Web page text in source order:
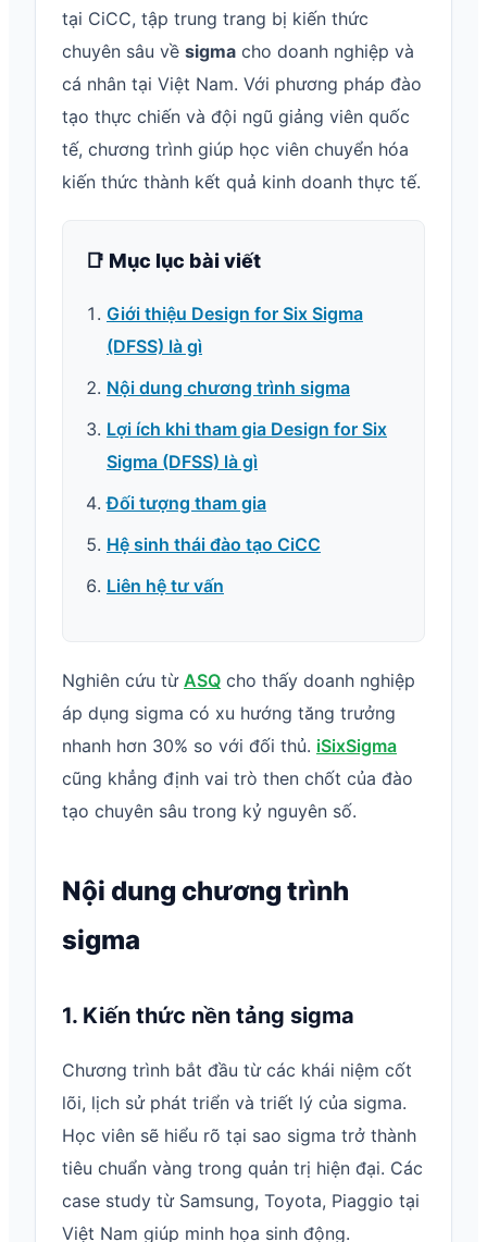
tại CiCC, tập trung trang bị kiến thức
chuyên sâu về sigma cho doanh nghiệp và
cá nhân tại Việt Nam. Với phương pháp đào
tạo thực chiến và đội ngũ giảng viên quốc
tế, chương trình giúp học viên chuyển hóa
kiến thức thành kết quả kinh doanh thực tế.
📑 Mục lục bài viết
Giới thiệu Design for Six Sigma
(DFSS) là gì
Nội dung chương trình sigma
Lợi ích khi tham gia Design for Six
Sigma (DFSS) là gì
Đối tượng tham gia
Hệ sinh thái đào tạo CiCC
Liên hệ tư vấn
Nghiên cứu từ ASQ cho thấy doanh nghiệp
áp dụng sigma có xu hướng tăng trưởng
nhanh hơn 30% so với đối thủ. iSixSigma
cũng khẳng định vai trò then chốt của đào
tạo chuyên sâu trong kỷ nguyên số.
Nội dung chương trình
sigma
1. Kiến thức nền tảng sigma
Chương trình bắt đầu từ các khái niệm cốt
lõi, lịch sử phát triển và triết lý của sigma.
Học viên sẽ hiểu rõ tại sao sigma trở thành
tiêu chuẩn vàng trong quản trị hiện đại. Các
case study từ Samsung, Toyota, Piaggio tại
Việt Nam giúp minh họa sinh động.